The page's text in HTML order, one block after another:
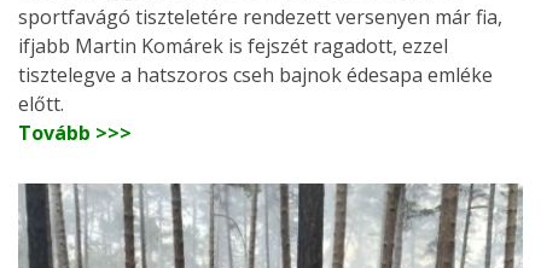
sportfavágó tiszteletére rendezett versenyen már fia,
ifjabb Martin Komárek is fejszét ragadott, ezzel
tisztelegve a hatszoros cseh bajnok édesapa emléke
előtt.
Tovább >>>